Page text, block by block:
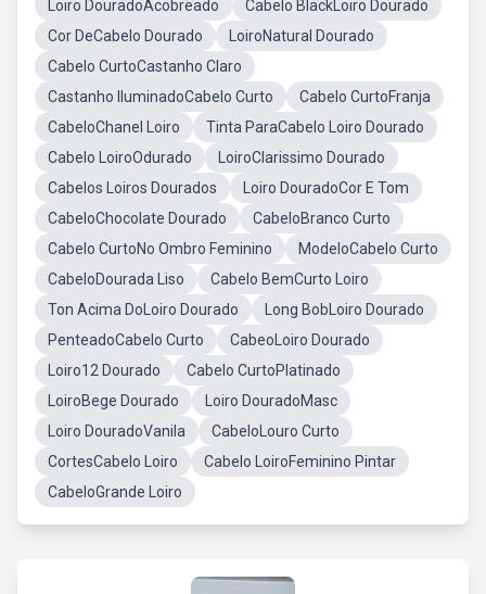
Loiro DouradoAcobreado
Cabelo BlackLoiro Dourado
Cor DeCabelo Dourado
LoiroNatural Dourado
Cabelo CurtoCastanho Claro
Castanho IluminadoCabelo Curto
Cabelo CurtoFranja
CabeloChanel Loiro
Tinta ParaCabelo Loiro Dourado
Cabelo LoiroOdurado
LoiroClarissimo Dourado
Cabelos Loiros Dourados
Loiro DouradoCor E Tom
CabeloChocolate Dourado
CabeloBranco Curto
Cabelo CurtoNo Ombro Feminino
ModeloCabelo Curto
CabeloDourada Liso
Cabelo BemCurto Loiro
Ton Acima DoLoiro Dourado
Long BobLoiro Dourado
PenteadoCabelo Curto
CabeoLoiro Dourado
Loiro12 Dourado
Cabelo CurtoPlatinado
LoiroBege Dourado
Loiro DouradoMasc
Loiro DouradoVanila
CabeloLouro Curto
CortesCabelo Loiro
Cabelo LoiroFeminino Pintar
CabeloGrande Loiro